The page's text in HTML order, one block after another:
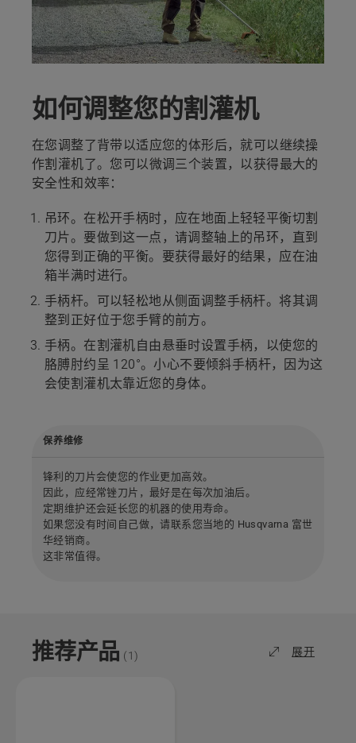
如何调整您的割灌机
在您调整了背带以适应您的体形后，就可以继续操
作割灌机了。您可以微调三个装置，以获得最大的
安全性和效率：
吊环。在松开手柄时，应在地面上轻轻平衡切割
刀片。要做到这一点，请调整轴上的吊环，直到
您得到正确的平衡。要获得最好的结果，应在油
箱半满时进行。
手柄杆。可以轻松地从侧面调整手柄杆。将其调
整到正好位于您手臂的前方。
手柄。在割灌机自由悬垂时设置手柄，以使您的
胳膊肘约呈 120°。小心不要倾斜手柄杆，因为这
会使割灌机太靠近您的身体。
保养维修
锋利的刀片会使您的作业更加高效。
因此，应经常锉刀片，最好是在每次加油后。
定期维护还会延长您的机器的使用寿命。
如果您没有时间自己做，请联系您当地的 Husqvarna 富世
华经销商。
这非常值得。
推荐产品 (1) 展开